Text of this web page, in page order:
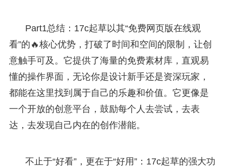
Part1总结：17c起草以其“免费网页版在线观
看”的🔥核心优势，打破了时间和空间的限制，让创
意触手可及。它提供了海量的免费素材库，直观易
懂的操作界面，无论你是设计新手还是资深玩家，
都能在这里找到属于自己的乐趣和价值。它更像是
一个开放的创意平台，鼓励每个人去尝试，去表
达，去发现自己内在的创作潜能。
不止于“好看”，更在于“好用”：17c起草的强大功